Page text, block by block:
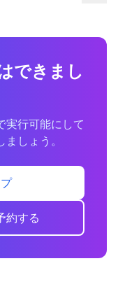
できまし
実行可能にして
しょう。
約する